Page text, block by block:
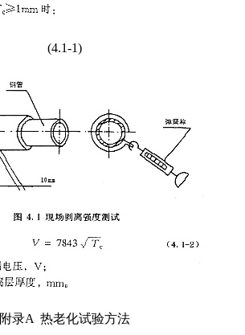
(4.1-1)
附录A 热老化试验方法